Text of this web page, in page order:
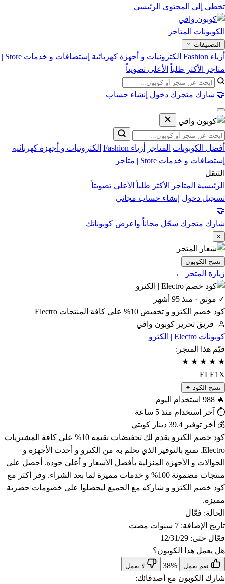
تخطي إلى المحتوى الرئيسي
الكوبونات المتاجر
التصنيفات
أزياء Fashion الكترونيات و أجهزة كهربائية إستضافات و خدمات
Store |
متاجر
الأكثر طلباً الأعلى تصويتاً
🤝 شارك متجرك دخول إنشاء حساب
أفضل الكوبونات المتاجر أزياء Fashion
الكترونيات و أجهزة كهربائية
إستضافات و خدمات Store | متاجر
التنقل
الرئيسية المتاجر الأكثر طلباً الأعلى تصويتاً
تسجيل دخول إنشاء حساب مجاني
🤝
شارك متجرك سجّل مجاناً واعرض كوبوناتك
×
نسخ الكوبون
زيارة المتجر ←
✓ موثق · منذ 95 أشهر
كود خصم الكترو و تخفيض 10% على كافة المنتجات Electro
فريق تحرير كوبون وافي
كوبونات Electro | الكترو
قيّم هذا المتجر:
★
★
★
★
★
ELE1X
نسخ الكود ✦
🔥
988 استخدام اليوم
⏱ آخر استخدام منذ 5 ساعة
💰 آخر توفير 39.4 دينار كويتي
كود خصم الكترو يقدم لك تخفيضات بقيمة 10% على كافة المشتريات
Electro. تمتع بالتوفير الذي تحلم به من الكترو و أحدث الأجهزة و
الجوالات و الأجهزة المنزلية بأفضل الأسعار و أعلى جوده. أحصل على
منتجات مضمونة 100% و خدمات مميزة لما بعد الشراء. وفر أكثر مع
كود خصم الكترو و شاركه مع الجميع ليحصلوا على خصومات حصرية
مميزة.
الحالة: فعّال
تاريخ الإضافة: 7 سنوات مضت
فعّال حتى: 12/31/29
هل يعمل هذا الكوبون؟
38%
شارك الكوبون مع أصدقائك: